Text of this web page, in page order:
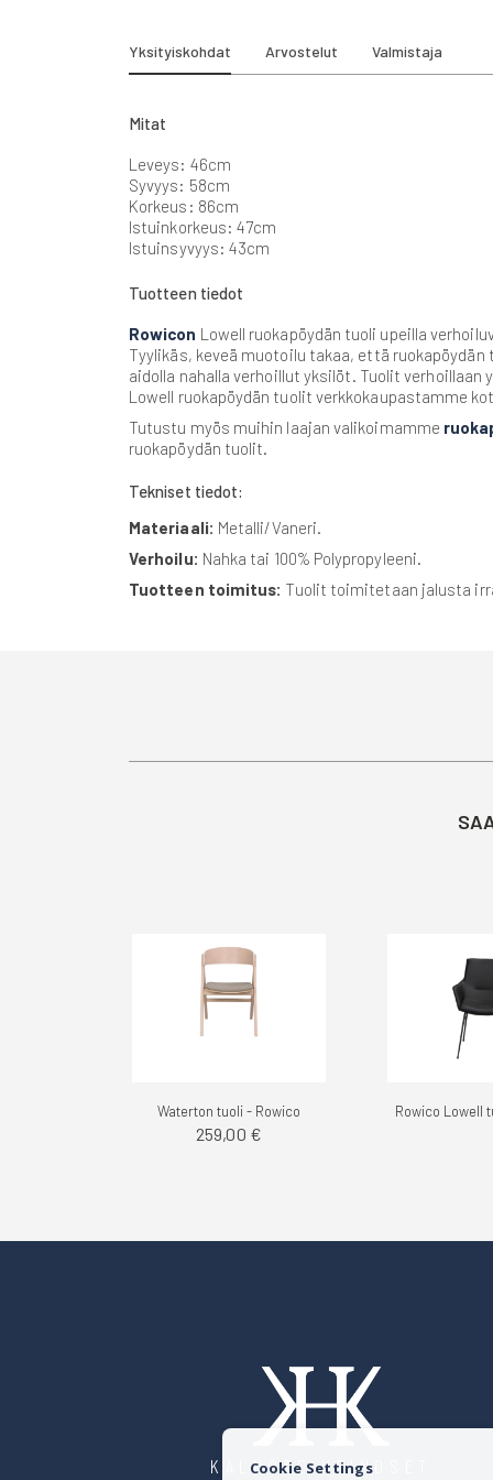
the
images
Yksityiskohdat
Mitat
Leveys: 46cm
Syvyys: 58cm
Korkeus: 86cm
Istuinkorkeus: 47cm
Istuinsyvyys: 43cm
Tuotteen tiedot
Rowicon Lowell ruokapöydän tuoli upeilla
Tyylikäs, keveä muotoilu takaa, että
aidolla nahalla verhoillut yksilöt. Tuolit
Lowell ruokapöydän tuolit verkkokaupastamme
Tutustu myös muihin laajan valikoimamme
ruokapöydän tuolit.
Tekniset tiedot:
Materiaali: Metalli/Vaneri.
Verhoilu: Nahka tai 100% Polypropyleeni.
Tuotteen toimitus: Tuolit toimitetaan jalusta
Arvostelut Valmistaja
Waterton tuoli - Rowico
259,00 €
KALUSTE HEINOSET
Cookie Settings